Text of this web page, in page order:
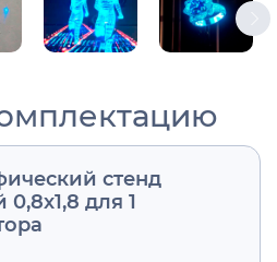
стенд
для 1